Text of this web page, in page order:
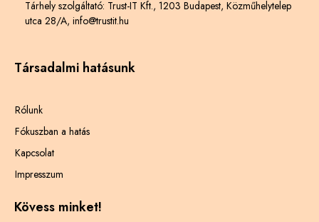
Tárhely szolgáltató: Trust-IT Kft., 1203 Budapest, Közműhelytelep
utca 28/A, info@trustit.hu
Társadalmi hatásunk
Rólunk
Fókuszban a hatás
Kapcsolat
Impresszum
Kövess minket!